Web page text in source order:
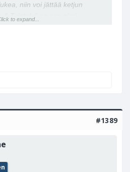
niin voi jättää ketjun
& Taistelu" on sen nimi.
to expand...
#1389